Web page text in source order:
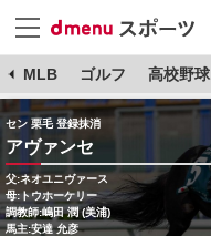
MLB ゴルフ 高校野球
セン 栗毛 登録抹消
アヴァンセ
父:ネオユニヴァース
母:トウホーケリー
調教師:嶋田 潤 (美浦)
馬主:安達 允彦